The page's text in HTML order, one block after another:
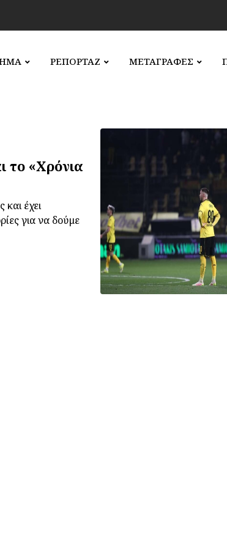
ΡΕΠΟΡΤΑΖ ΜΕΤΑΓΡΑΦΕΣ
το «Χρόνια
έχει
για να δούμε